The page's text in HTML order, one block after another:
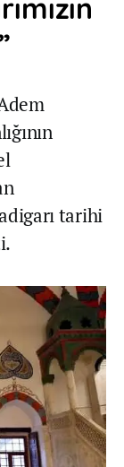
tarihi